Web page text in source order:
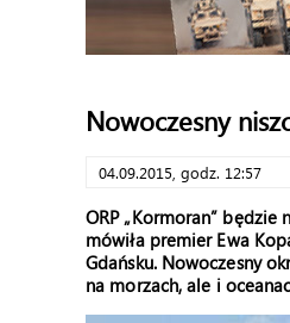
Nowoczesny
04.09.2015, godz. 12:57
ORP „Kormoran”
mówiła premier Ewa
Gdańsku. Nowoczesny
na morzach, ale i